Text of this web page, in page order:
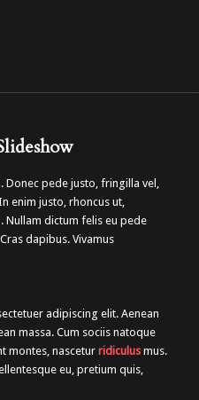
Donec pede justo, fringilla vel,
enim justo, rhoncus ut,
Nullam dictum felis eu pede
dapibus. Vivamus
adipiscing elit. Aenean
massa. Cum sociis natoque
montes, nascetur ridiculusmus.
eu, pretium quis,